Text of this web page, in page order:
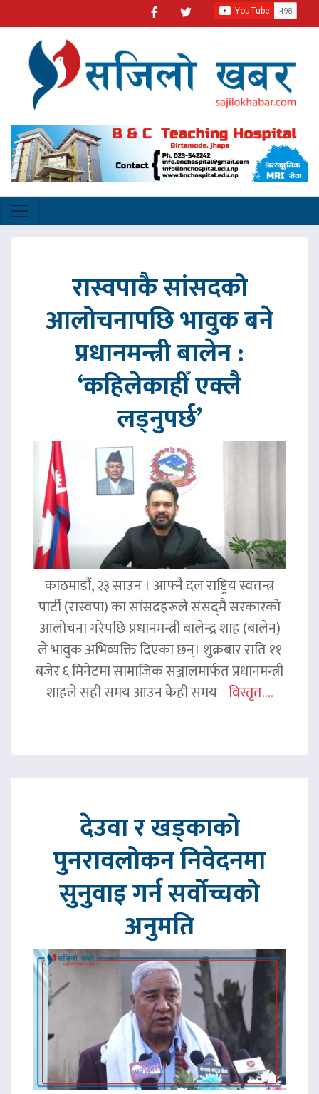
रास्वपाकै सांसदको
आलोचनापछि भावुक बने
प्रधानमन्त्री बालेन :
‘कहिलेकाहीँ एक्लै
लड्नुपर्छ’
काठमाडौं, २३ साउन । आफ्नै दल राष्ट्रिय स्वतन्त्र
पार्टी (रास्वपा) का सांसदहरूले संसद्‌मै सरकारको
आलोचना गरेपछि प्रधानमन्त्री बालेन्द्र शाह (बालेन)
ले भावुक अभिव्यक्ति दिएका छन्। शुक्रबार राति ११
बजेर ६ मिनेटमा सामाजिक सञ्जालमार्फत प्रधानमन्त्री
शाहले सही समय आउन केही समय विस्तृत....
देउवा र खड्काको
पुनरावलोकन निवेदनमा
सुनुवाइ गर्न सर्वोच्चको
अनुमति